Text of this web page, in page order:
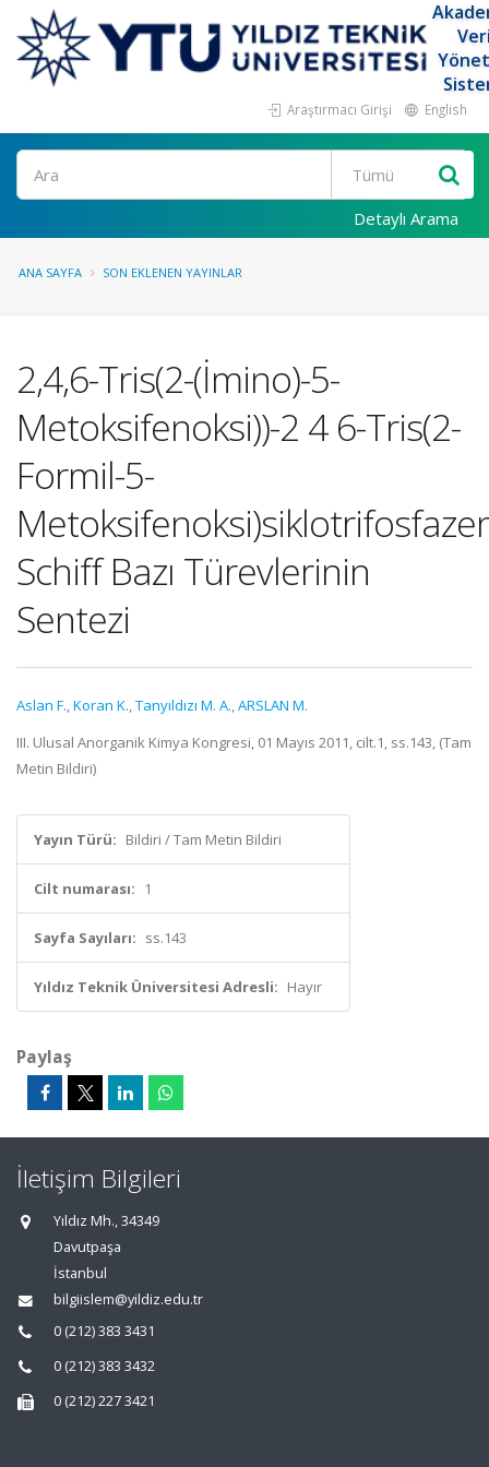
Araştırmacı Girişi English
Ara
Detaylı Arama
ANA SAYFA SON EKLENEN YAYINLAR
2,4,6-Tris(2-(İmino)-5-
Metoksifenoksi))-2 4 6-Tris(2-
Formil-5-
Schiff Bazı Türevlerinin
Sentezi
Aslan F.,Koran K.,Tanyıldızı M. A.,ARSLAN M.
III. Ulusal Anorganik Kimya Kongresi, 01 Mayıs 2011, cilt.1, ss.143, (Tam
Metin Bildiri)
Yayın Türü: Bildiri / Tam Metin Bildiri
Cilt numarası: 1
Sayfa Sayıları: ss.143
Yıldız Teknik Üniversitesi Adresli: Hayır
Paylaş
İletişim Bilgileri
Yıldız Mh., 34349
Davutpaşa
İstanbul
bilgiislem@yildiz.edu.tr
0 (212) 383 3431
0 (212) 383 3432
0 (212) 227 3421